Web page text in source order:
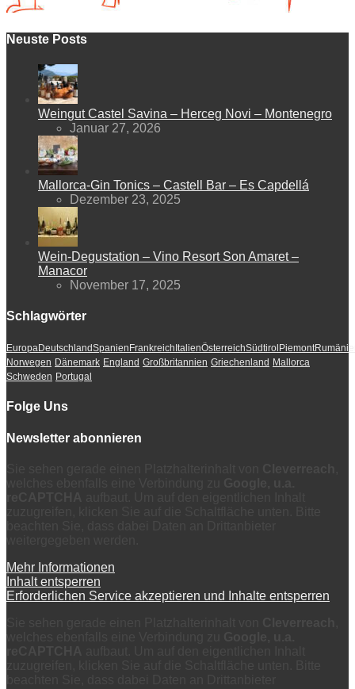
Neuste Posts
Weingut Castel Savina – Herceg Novi – Montenegro
Januar 27, 2026
Mallorca-Gin Tonics – Castell Bar – Es Capdellá
Dezember 23, 2025
Wein-Degustation – Vino Resort Son Amaret –
Manacor
November 17, 2025
Schlagwörter
EuropaDeutschlandSpanien Frankreich ItalienÖsterreichSüdtirol Piemont
Norwegen Dänemark England Großbritannien Griechenland Mallorca
Schweden Portugal
Folge Uns
Newsletter abonnieren
Mehr Informationen
Inhalt entsperren
Erforderlichen Service akzeptieren und Inhalte entsperren